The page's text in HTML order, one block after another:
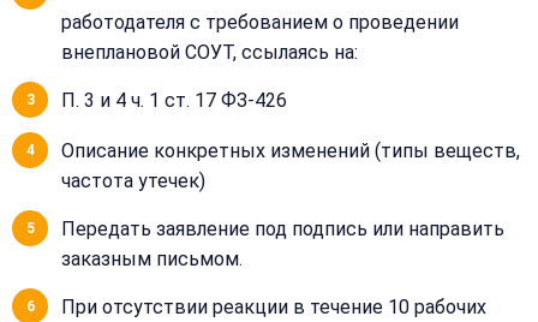
Закрыть
работодателя с требованием о проведении
внеплановой СОУТ, ссылаясь на:
П. 3 и 4 ч. 1 ст. 17 ФЗ-426
Описание конкретных изменений (типы веществ,
частота утечек)
Передать заявление под подпись или направить
заказным письмом.
При отсутствии реакции в течение 10 рабочих
нам
Email:
Бесплатная
Оставьте
имя
телефон
—
и